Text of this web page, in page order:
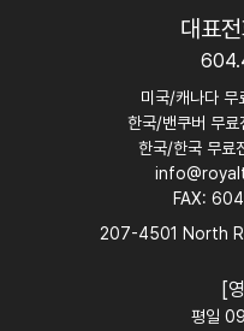
대표
미국/캐나다
한국/밴쿠버 무
한국/한국 무
FAX:
207-4501 North
[
평일